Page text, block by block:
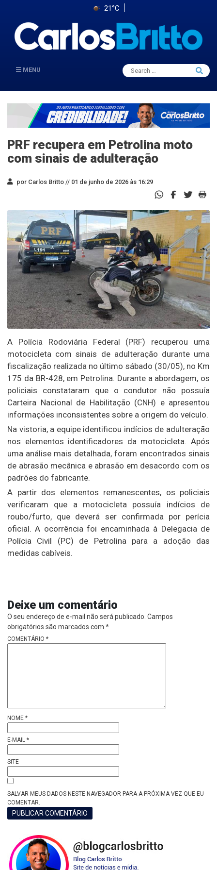
21°C
MENU
Search
for:
Search
PRF recupera em Petrolina moto
com sinais de adulteração
por Carlos Britto // 01 de junho de 2026 às 16:29
A Polícia Rodoviária Federal (PRF) recuperou uma
motocicleta com sinais de adulteração durante uma
fiscalização realizada no último sábado (30/05), no Km
175 da BR-428, em Petrolina. Durante a abordagem, os
policiais constataram que o condutor não possuía
Carteira Nacional de Habilitação (CNH) e apresentou
informações inconsistentes sobre a origem do veículo.
Na vistoria, a equipe identificou indícios de adulteração
nos elementos identificadores da motocicleta. Após
uma análise mais detalhada, foram encontrados sinais
de abrasão mecânica e abrasão em desacordo com os
padrões do fabricante.
A partir dos elementos remanescentes, os policiais
verificaram que a motocicleta possuía indícios de
roubo/furto, que deverá ser confirmada por perícia
oficial. A ocorrência foi encaminhada à Delegacia de
Polícia Civil (PC) de Petrolina para a adoção das
medidas cabíveis.
Deixe um comentário
O seu endereço de e-mail não será publicado. Campos
obrigatórios são marcados com *
COMENTÁRIO *
NOME *
E-MAIL *
SITE
SALVAR MEUS DADOS NESTE NAVEGADOR PARA A PRÓXIMA VEZ QUE EU
COMENTAR.